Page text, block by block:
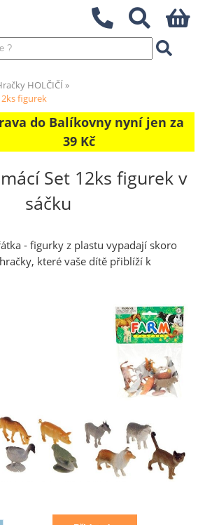
HOLČIČÍ
figurek
do Balíkovny nyní jen za
39 Kč
Set 12ks figurek v
sáčku
- figurky z plastu vypadají skoro
které vaše dítě přiblíží k